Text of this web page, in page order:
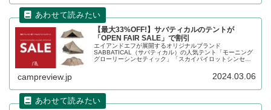
【最大33%OFF!】サバティカルのテントが
「OPEN FAIR SALE」で割引
エイアンドエフが展開するオリジナルブランド
SABBATICAL（サバティカル）の人気テント「モーニング
グローリーシンセティック」「スカイパイロットシンセテ
割り引かれています。詳細をレビューします。
campreview.jp 2024.03.06